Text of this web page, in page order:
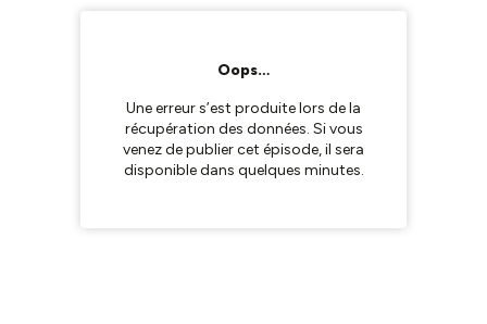
Oops…
Une erreur s’est produite lors de la
récupération des données. Si vous
venez de publier cet épisode, il sera
disponible dans quelques minutes.